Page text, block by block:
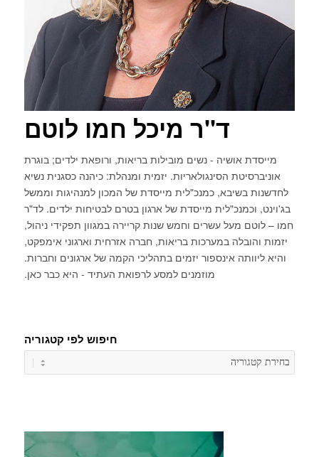
ד"ר מיכל חמו לוטם
מייסדת אושיה - נשים מובילות בריאות, ורופאת ילדים; בוגרת
אוניברסיטת הסינגולאריות. יזמית ומנהלת: כיהנה כסגנית נשיא
לחדשנות בשיבא, כמנכ"לית מייסדת של המכון למנהיגות וממשל
בג'וינט, וכמנכ"לית מייסדת של ארגון בטרם לבטיחות ילדים. לד"ר
חמו – לוטם מעל עשרים וחמש שנות קריירה במגוון תפקידי ניהול,
יזמות והובלה במערכות בריאות, חברה אזרחית וארגוני אימפקט,
והיא ליוותה אינספור יזמים בתהליכי הקמה של ארגונים וחברות.
מוזמנים למסע לרפואת העתיד - היא כבר כאן.
חיפוש לפי קטגוריה
לפי